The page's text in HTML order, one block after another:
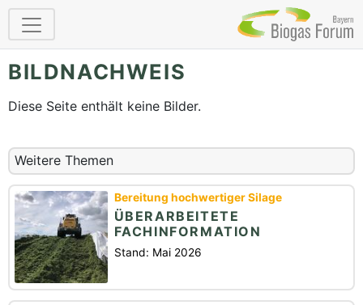
BILDNACHWEIS
Diese Seite enthält keine Bilder.
Weitere Themen
Bereitung hochwertiger Silage
ÜBERARBEITETE
FACHINFORMATION
Stand: Mai 2026